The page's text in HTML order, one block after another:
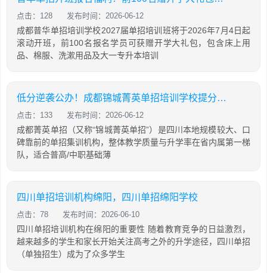
点击：128 发布时间：2026-06-12
成都普华单招培训学校2027届单招培训班将于2026年7月4日起
滚动开班，前100名报名学员可获赠开学大礼包，包含床上用
品、棉服、洗漱用品及大一专升本培训
低分逆袭公办！成都锦城菁英单招培训学校提分攻略
点击：133 发布时间：2026-06-12
成都菁英单招（又称“锦城菁英单招”）是四川本地规模较大、口
碑靠前的单招集训机构，整体教学质量与升学率在省内属第一梯
队，适合普高/中职基础薄
四川单招培训机构绵阳，四川单招绵阳学校
点击：78 发布时间：2026-06-10
四川单招培训机构在绵阳的重要性 随着教育竞争的日益激烈，
越来越多的学生和家长开始关注高考之外的升学途径，四川单招
（单独招生）成为了众多学生